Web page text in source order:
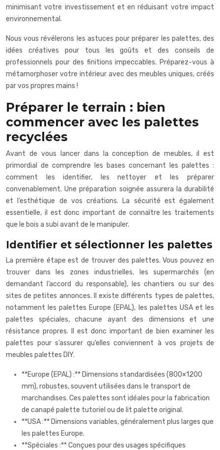
minimisant votre investissement et en réduisant votre impact
environnemental.
Nous vous révélerons les astuces pour préparer les palettes, des
idées créatives pour tous les goûts et des conseils de
professionnels pour des finitions impeccables. Préparez-vous à
métamorphoser votre intérieur avec des meubles uniques, créés
par vos propres mains !
Préparer le terrain : bien
commencer avec les palettes
recyclées
Avant de vous lancer dans la conception de meubles, il est
primordial de comprendre les bases concernant les palettes :
comment les identifier, les nettoyer et les préparer
convenablement. Une préparation soignée assurera la durabilité
et l’esthétique de vos créations. La sécurité est également
essentielle, il est donc important de connaître les traitements
que le bois a subi avant de le manipuler.
Identifier et sélectionner les palettes
La première étape est de trouver des palettes. Vous pouvez en
trouver dans les zones industrielles, les supermarchés (en
demandant l’accord du responsable), les chantiers ou sur des
sites de petites annonces. Il existe différents types de palettes,
notamment les palettes Europe (EPAL), les palettes USA et les
palettes spéciales, chacune ayant des dimensions et une
résistance propres. Il est donc important de bien examiner les
palettes pour s’assurer qu’elles conviennent à vos projets de
meubles palettes DIY.
**Europe (EPAL) :** Dimensions standardisées (800×1200
mm), robustes, souvent utilisées dans le transport de
marchandises. Ces palettes sont idéales pour la fabrication
de canapé palette tutoriel ou de lit palette original.
**USA :** Dimensions variables, généralement plus larges que
les palettes Europe.
**Spéciales :** Conçues pour des usages spécifiques